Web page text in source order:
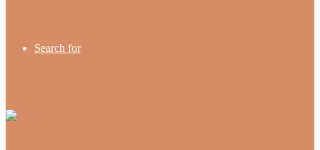
Search for